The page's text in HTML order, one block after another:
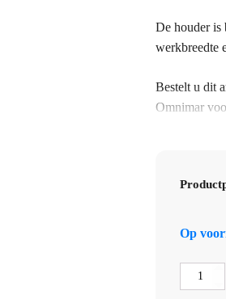
De houder is
werkbreedte
Bestelt u dit
Omnimar
Greenspeed-
Specificaties
Artikel:
Type:
Op
Greenspeed
Winglet